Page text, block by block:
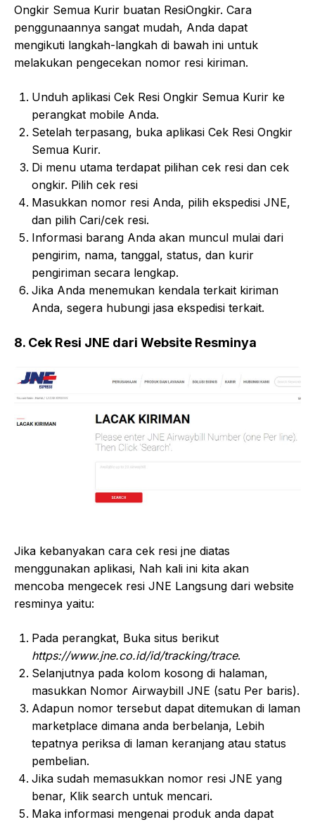
Ongkir Semua Kurir buatan ResiOngkir. Cara
penggunaannya sangat mudah, Anda dapat
mengikuti langkah-langkah di bawah ini untuk
melakukan pengecekan nomor resi kiriman.
Unduh aplikasi Cek Resi Ongkir Semua Kurir ke
perangkat mobile Anda.
Setelah terpasang, buka aplikasi Cek Resi Ongkir
Semua Kurir.
Di menu utama terdapat pilihan cek resi dan cek
ongkir. Pilih cek resi
Masukkan nomor resi Anda, pilih ekspedisi JNE,
dan pilih Cari/cek resi.
Informasi barang Anda akan muncul mulai dari
pengirim, nama, tanggal, status, dan kurir
pengiriman secara lengkap.
Jika Anda menemukan kendala terkait kiriman
Anda, segera hubungi jasa ekspedisi terkait.
8. Cek Resi JNE dari Website Resminya
Jika kebanyakan cara cek resi jne diatas
menggunakan aplikasi, Nah kali ini kita akan
mencoba mengecek resi JNE Langsung dari website
resminya yaitu:
Pada perangkat, Buka situs berikut
https://www.jne.co.id/id/tracking/trace.
Selanjutnya pada kolom kosong di halaman,
masukkan Nomor Airwaybill JNE (satu Per baris).
Adapun nomor tersebut dapat ditemukan di laman
marketplace dimana anda berbelanja, Lebih
tepatnya periksa di laman keranjang atau status
pembelian.
Jika sudah memasukkan nomor resi JNE yang
benar, Klik search untuk mencari.
Maka informasi mengenai produk anda dapat